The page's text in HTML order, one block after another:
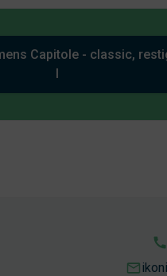
Capitole - classic,
l